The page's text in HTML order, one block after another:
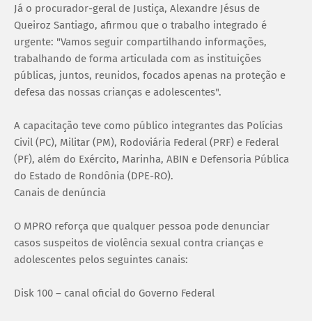
Já o procurador-geral de Justiça, Alexandre Jésus de
Queiroz Santiago, afirmou que o trabalho integrado é
urgente: "Vamos seguir compartilhando informações,
trabalhando de forma articulada com as instituições
públicas, juntos, reunidos, focados apenas na proteção e
defesa das nossas crianças e adolescentes".
A capacitação teve como público integrantes das Polícias
Civil (PC), Militar (PM), Rodoviária Federal (PRF) e Federal
(PF), além do Exército, Marinha, ABIN e Defensoria Pública
do Estado de Rondônia (DPE-RO).
Canais de denúncia
O MPRO reforça que qualquer pessoa pode denunciar
casos suspeitos de violência sexual contra crianças e
adolescentes pelos seguintes canais:
Disk 100 – canal oficial do Governo Federal